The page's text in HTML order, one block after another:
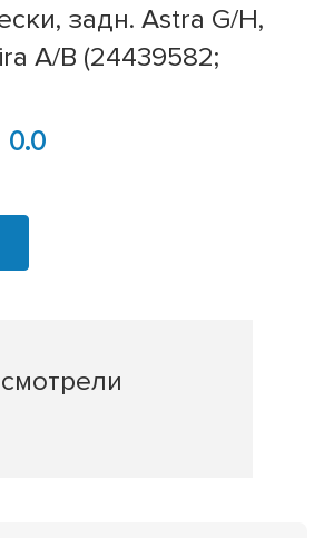
задн. Astra G/H,
A/B (24439582;
0.0